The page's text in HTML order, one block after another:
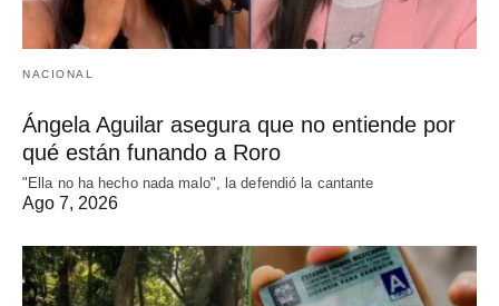
NACIONAL
Ángela Aguilar asegura que no entiende por
qué están funando a Roro
"Ella no ha hecho nada malo", la defendió la cantante
Ago 7, 2026